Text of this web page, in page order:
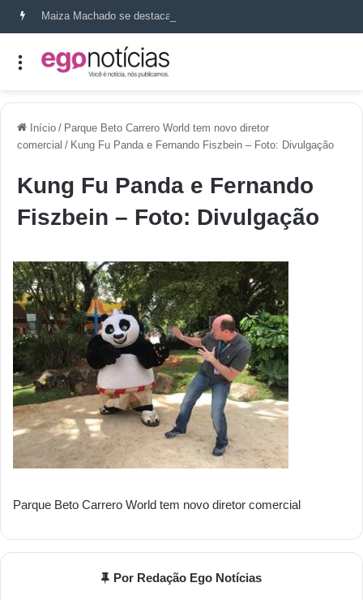
Início / Parque Beto Carrero World tem novo diretor
comercial / Kung Fu Panda e Fernando Fiszbein – Foto: Divulgação
Kung Fu Panda e Fernando
Fiszbein – Foto: Divulgação
Parque Beto Carrero World tem novo diretor comercial
Por Redação Ego Notícias